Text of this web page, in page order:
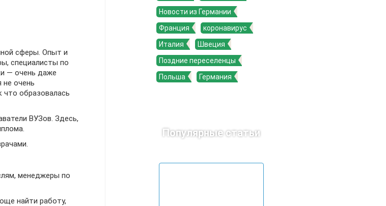
сферы. Опыт и
специалисты по
— очень даже
очень
что образовалась
ВУЗов. Здесь,
менеджеры по
найти работу,
Новости из Германии
Франция
коронавирус
Италия
Швеция
Поздние переселенцы
Польша
Германия
Популярные статьи